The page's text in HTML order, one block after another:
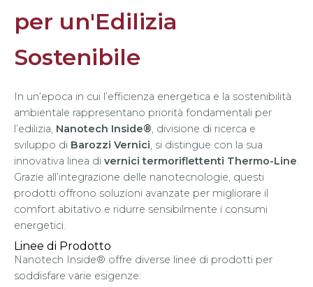
per un'Edilizia
Sostenibile
In un’epoca in cui l’efficienza energetica e la sostenibilità
ambientale rappresentano priorità fondamentali per
l’edilizia, Nanotech Inside®, divisione di ricerca e
sviluppo di Barozzi Vernici, si distingue con la sua
innovativa linea di vernici termoriflettenti Thermo-Line.
Grazie all’integrazione delle nanotecnologie, questi
prodotti offrono soluzioni avanzate per migliorare il
comfort abitativo e ridurre sensibilmente i consumi
energetici.
Linee di Prodotto
Nanotech Inside® offre diverse linee di prodotti per
soddisfare varie esigenze: